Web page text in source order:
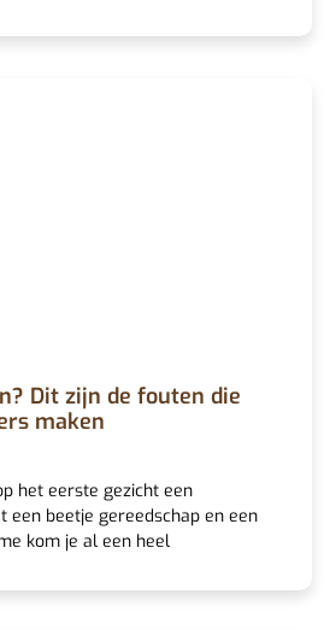
Dit zijn de fouten die
maken
het eerste gezicht een
een beetje gereedschap en een
kom je al een heel